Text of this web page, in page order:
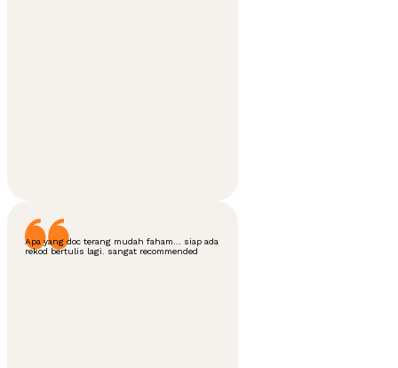
Apa yang doc terang mudah faham... siap ada
rekod bertulis lagi. sangat recommended